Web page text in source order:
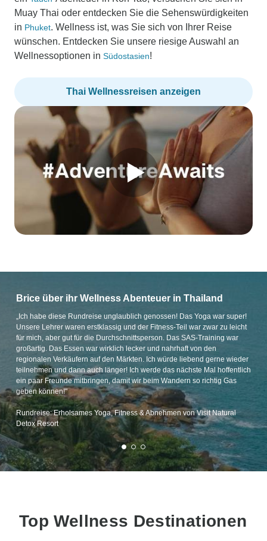
Muay Thai oder entdecken Sie die Sehenswürdigkeiten
in Phuket. Wellness ist, was Sie sich von Ihrer Reise
wünschen. Entdecken Sie unsere riesige Auswahl an
Wellnessoptionen in Südostasien!
Thai Wellnessreisen anzeigen
Brice über ihr Wellness Abenteuer in Thailand
„Ich habe diese Rundreise unglaublich genossen! Das Yoga war super!
Unsere Lehrer waren erstklassig und der Fitness-Teil war zwar zu leicht
für mich, aber gut für die Durchschnittsperson. Das SAS-Training war
großartig. Das Essen war wirklich lecker und nahrhaft von den
regionalen Verkäufern auf den Märkten. Ich würde liebend gerne wieder
teilnehmen und dann auch länger! Ich werde das nächste Mal hoffentlich
ein paar Freunde mitbringen, damit wir beim Wandern so richtig Gas
geben können!"
Rundreise: Erholsames Yoga, Fitness & Abnehmen von Visit Natural
Detox Resort
Top Wellness Destinationen